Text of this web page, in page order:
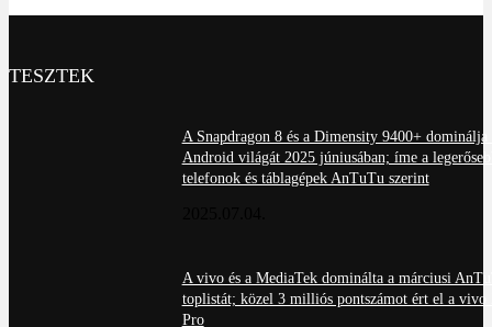
TESZTEK
A Snapdragon 8 és a Dimensity 9400+ dominálja
Android világát 2025 júniusában; íme a
telefonok és táblagépek AnTuTu szerint
A vivo és a MediaTek dominálta a márciusi
toplistát; közel 3 milliós pontszámot ért el a vivo
Pro